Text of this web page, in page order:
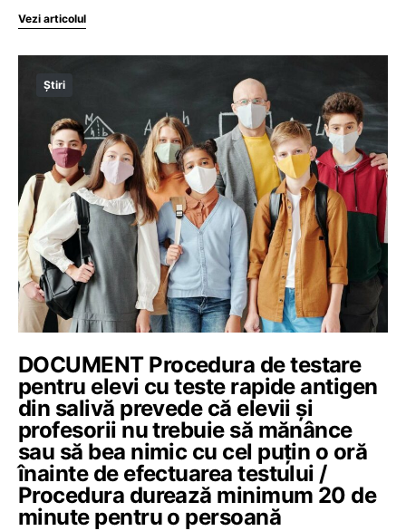
Vezi articolul
Știri
DOCUMENT Procedura de testare
pentru elevi cu teste rapide antigen
din salivă prevede că elevii și
profesorii nu trebuie să mănânce
sau să bea nimic cu cel puțin o oră
înainte de efectuarea testului /
Procedura durează minimum 20 de
minute pentru o persoană